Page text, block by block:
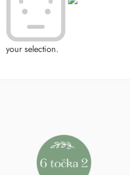
your selection.